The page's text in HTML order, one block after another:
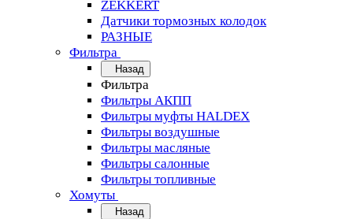
ZEKKERT
Датчики тормозных колодок
РАЗНЫЕ
Фильтра
Назад
Фильтра
Фильтры АКПП
Фильтры муфты HALDEX
Фильтры воздушные
Фильтры масляные
Фильтры салонные
Фильтры топливные
Хомуты
Назад